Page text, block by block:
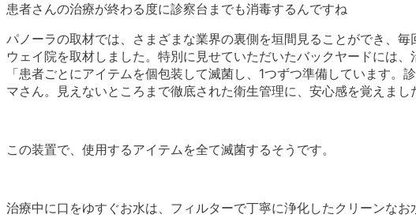
患者さんの治療が終わる度に診察台までも消毒するんですね
パノーラの取材では、さまざまな業界の裏側を垣間見ることができ、
ウェイ院を取材しました。特別に見せていただいたバックヤードには
「患者ごとにアイテムを個包装して滅菌し、1つずつ準備しています
マさん。見えないところまで徹底された衛生管理に、安心感を覚えま
この装置で、使用するアイテムを全て滅菌するそうです。
治療中に口をゆすぐお水は、フィルターで丁寧に浄化したクリーンなお